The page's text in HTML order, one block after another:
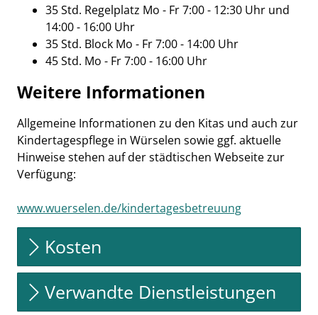
35 Std. Regelplatz Mo - Fr 7:00 - 12:30 Uhr und
14:00 - 16:00 Uhr
35 Std. Block Mo - Fr 7:00 - 14:00 Uhr
45 Std. Mo - Fr 7:00 - 16:00 Uhr
Weitere Informationen
Allgemeine Informationen zu den Kitas und auch zur
Kindertagespflege in Würselen sowie ggf. aktuelle
Hinweise stehen auf der städtischen Webseite zur
Verfügung:
www.wuerselen.de/kindertagesbetreuung
Kosten
Verwandte Dienstleistungen